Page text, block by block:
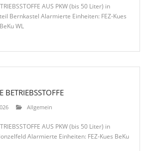
AUS PKW (bis 50 Liter) in
Bernkastel Alarmierte Einheiten: FEZ-Kues
WL
BETRIEBSSTOFFE
Allgemein
AUS PKW (bis 50 Liter) in
Alarmierte Einheiten: FEZ-Kues BeKu